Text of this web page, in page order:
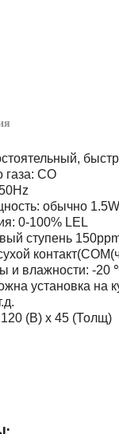
газа: CO
обычно 1.5W
0-100% LEL
ступень
и влажности: -20
установка на
(В) x 45 (Толщ)